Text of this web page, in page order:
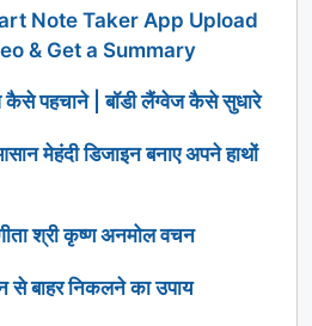
Note Taker App Upload
& Get a Summary
पहचाने | बॉडी लैंग्वेज कैसे सुधारे
मेहंदी डिजाइन बनाए अपने हाथों
श्री कृष्ण अनमोल वचन
बाहर निकलने का उपाय